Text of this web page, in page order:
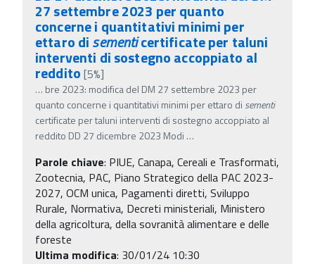
27 settembre 2023 per quanto
concerne i quantitativi minimi per
ettaro disementicertificate per taluni
interventi di sostegno accoppiato al
reddito [5%]
… bre 2023: modifica del DM 27 settembre 2023 per
quanto concerne i quantitativi minimi per ettaro di sementi
certificate per taluni interventi di sostegno accoppiato al
reddito DD 27 dicembre 2023 Modi …
Parole chiave: PIUE, Canapa, Cereali e Trasformati,
Zootecnia, PAC, Piano Strategico della PAC 2023-
2027, OCM unica, Pagamenti diretti, Sviluppo
Rurale, Normativa, Decreti ministeriali, Ministero
della agricoltura, della sovranità alimentare e delle
foreste
Ultima modifica: 30/01/24 10:30